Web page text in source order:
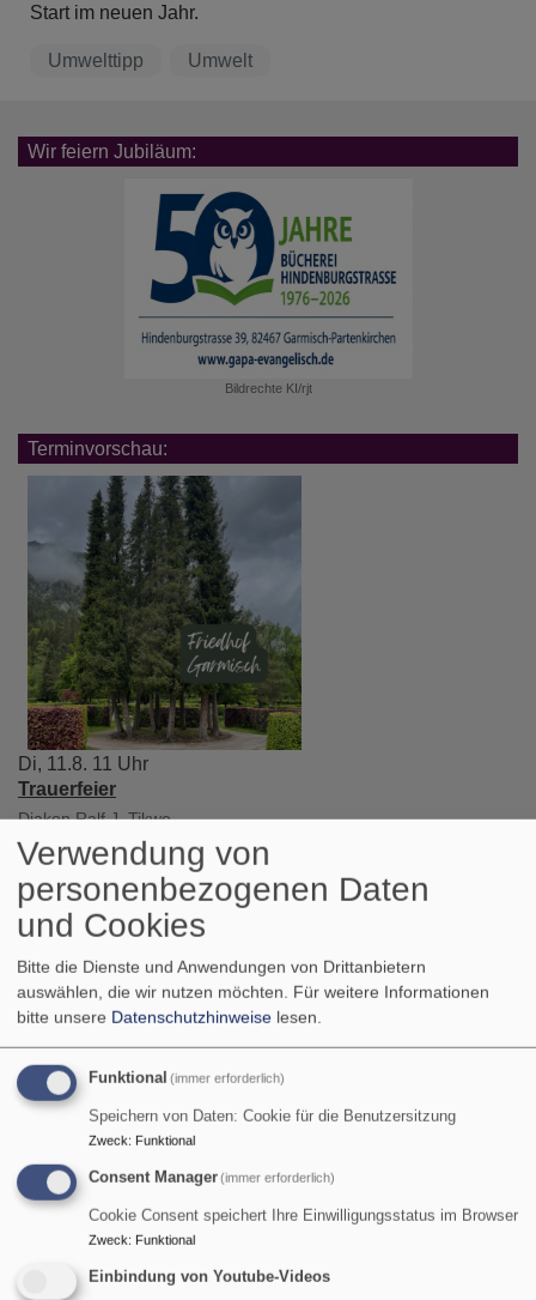
Start im neuen Jahr.
Umwelttipp Umwelt
Wir feiern Jubiläum:
Bildrechte KI/rjt
Terminvorschau:
Di, 11.8. 11 Uhr
Trauerfeier
Diakon Ralf J. Tikwe
Garmisch-Partenkirchen
Di, 11.8. 12 Uhr
Bergandacht auf dem Zugspitzplatt
Pfarrer Gottfried von Segnitz
Zugspitze
Verwendung von
personenbezogenen Daten
und Cookies
Bitte die Dienste und Anwendungen von Drittanbietern
auswählen, die wir nutzen möchten. Für weitere Informationen
bitte unsere Datenschutzhinweise lesen.
Funktional (immer erforderlich)
Speichern von Daten: Cookie für die Benutzersitzung
Zweck: Funktional
Consent Manager(immer erforderlich)
Cookie Consent speichert Ihre Einwilligungsstatus im Browser
Zweck: Funktional
Einbindung von Youtube-Videos